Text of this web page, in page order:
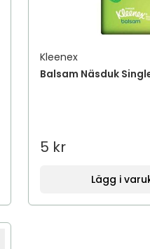
Kleenex
Balsam Näsduk
5 kr
Lägg i